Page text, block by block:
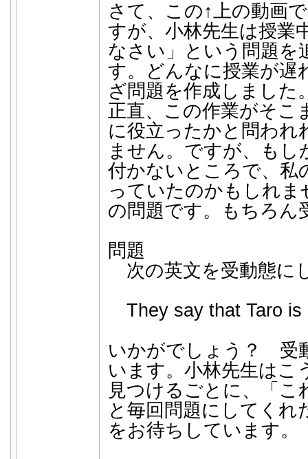
さて、この↑上の動画
すが、小林先生は授業
なさい」という問題を
す。どんなに授業が遅
ざ問題を作成しました
正直、この作業がそこ
に役立ったかと問われ
ません。ですが、もし
付かないところで、私
っていたのかもしれ
の問題です。もちろん
問題
次の英文を受動態に
They say that Taro is
いかがでしょう？ 受
います。小林先生はこ
見つけるごとに、「こ
と毎回問題にしてくれ
をお待ちしています。